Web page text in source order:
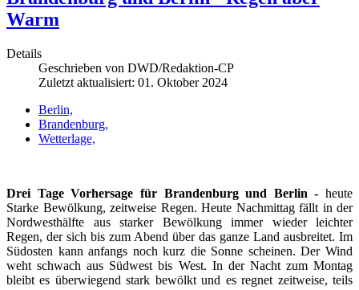
Warm
Details
Geschrieben von DWD/Redaktion-CP
Zuletzt aktualisiert: 01. Oktober 2024
Berlin,
Brandenburg,
Wetterlage,
Drei Tage Vorhersage für Brandenburg und Berlin - heute
Starke Bewölkung, zeitweise Regen. Heute Nachmittag fällt in der
Nordwesthälfte aus starker Bewölkung immer wieder leichter
Regen, der sich bis zum Abend über das ganze Land ausbreitet. Im
Südosten kann anfangs noch kurz die Sonne scheinen. Der Wind
weht schwach aus Südwest bis West. In der Nacht zum Montag
bleibt es überwiegend stark bewölkt und es regnet zeitweise, teils